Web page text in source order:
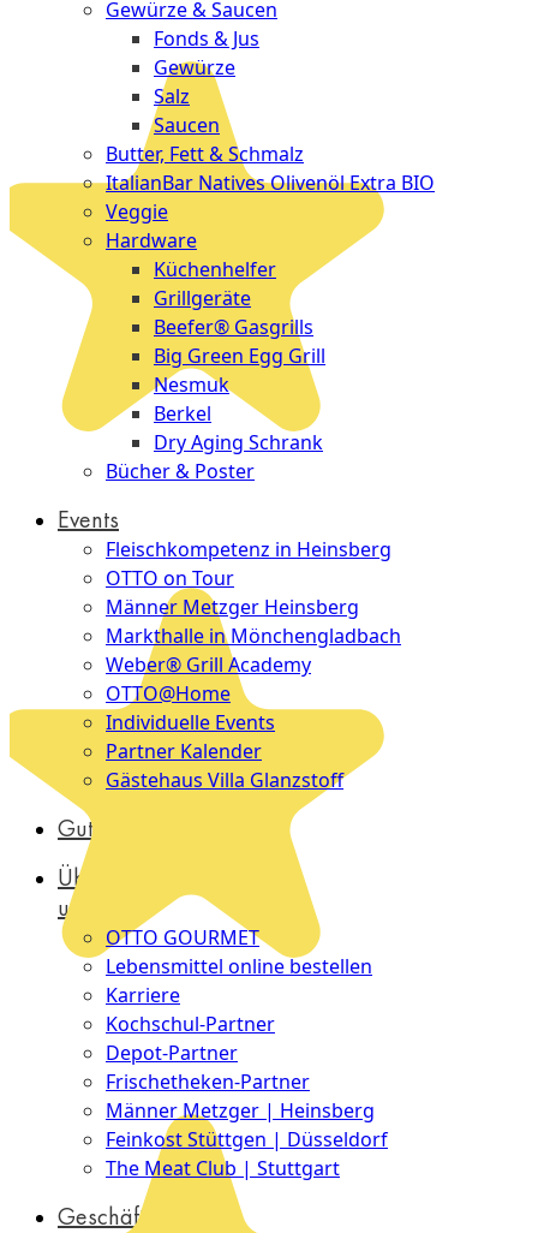
Gewürze & Saucen
Fonds & Jus
Gewürze
Salz
Saucen
Butter, Fett & Schmalz
ItalianBar Natives Olivenöl Extra BIO
Veggie
Hardware
Küchenhelfer
Grillgeräte
Beefer® Gasgrills
Big Green Egg Grill
Nesmuk
Berkel
Dry Aging Schrank
Bücher & Poster
Events
Fleischkompetenz in Heinsberg
OTTO on Tour
Männer Metzger Heinsberg
Markthalle in Mönchengladbach
Weber® Grill Academy
OTTO@Home
Individuelle Events
Partner Kalender
Gästehaus Villa Glanzstoff
Gutscheine
Über
uns
OTTO GOURMET
Lebensmittel online bestellen
Karriere
Kochschul-Partner
Depot-Partner
Frischetheken-Partner
Männer Metzger | Heinsberg
Feinkost Stüttgen | Düsseldorf
The Meat Club | Stuttgart
Geschäftskunden